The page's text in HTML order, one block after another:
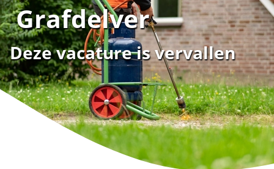
Grafdelver
Deze vacature is vervallen